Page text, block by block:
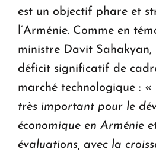
est un objectif phare et
l’Arménie. Comme en
ministre Davit Sahakyan,
déficit significatif de
marché technologique : «
très important pour le
économique en Arménie
évaluations, avec la